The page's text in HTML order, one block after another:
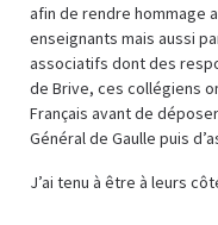
afin de rendre hommage
enseignants mais aussi
associatifs dont des
de Brive, ces collégiens
Français avant de
Général de Gaulle puis
J’ai tenu à être à leurs